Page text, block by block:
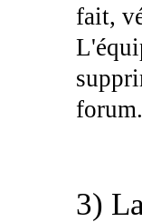
fait,
forum.
3)